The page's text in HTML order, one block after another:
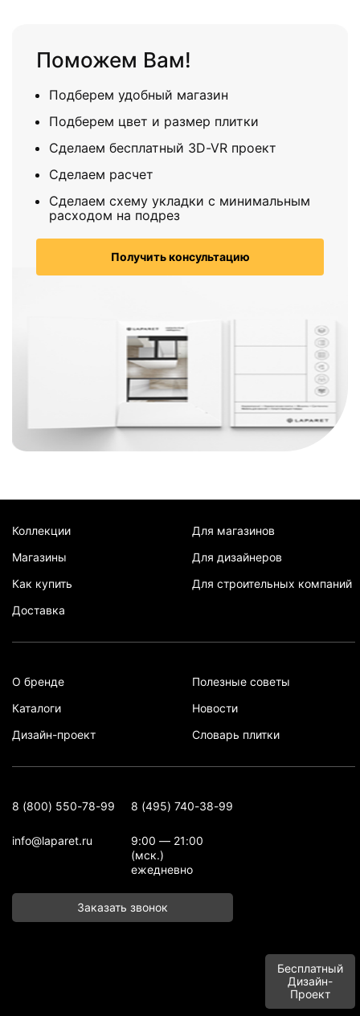
Поможем Вам!
Подберем удобный магазин
Подберем цвет и размер плитки
Сделаем бесплатный 3D-VR проект
Сделаем расчет
Сделаем схему укладки с минимальным
расходом на подрез
Получить консультацию
Коллекции
Магазины
Как купить
Доставка
Для магазинов
Для дизайнеров
Для строительных компаний
О бренде
Каталоги
Дизайн-проект
Полезные советы
Новости
Словарь плитки
8 (800) 550-78-99 8 (495) 740-38-99
info@laparet.ru
9:00 — 21:00
(мск.)
ежедневно
Заказать звонок
Бесплатный
Дизайн-
Проект